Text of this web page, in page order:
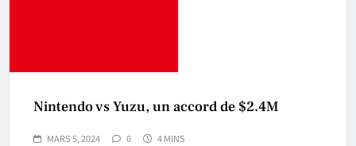
Nintendo vs Yuzu, un accord de $2.4M
MARS 5, 2024 0 4 MINS